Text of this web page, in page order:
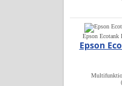
Epson Ecotank
Epson